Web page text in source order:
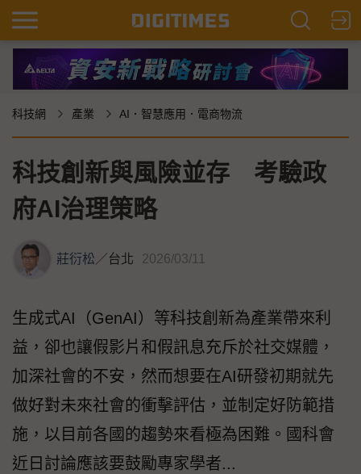
科技網 產業 AI．智慧應用．電商物流
科技創新與風險並存 考驗政
府AI治理策略
莊衍松／台北 2026/03/11
生成式AI（GenAI）等科技創新為產業帶來利
益，卻也讓假影片和假訊息充斥於社交媒體，
加深社會的不安，然而想要在AI研發初期就先
做好對未來社會的衝擊評估，並制定好防範措
施，以目前各國的趨勢來看極為困難。國科會
近日討論應該要鼓勵專家學者...